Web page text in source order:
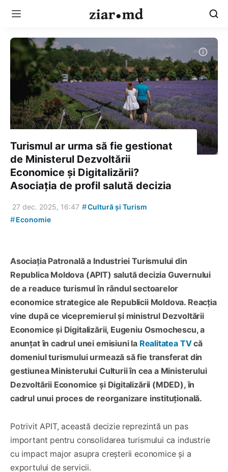
Turismul ar urma să fie gestionat
de Ministerul Dezvoltării
Economice și Digitalizării?
Asociația de profil salută decizia
27 dec. 2025, 16:47 #Cultură și Turism
#Economie
Asociația Patronală a Industriei Turismului din
Republica Moldova (APIT) salută decizia Guvernului
de a readuce turismul în rândul sectoarelor
economice strategice ale Republicii Moldova. Reacția
vine după ce vicepremierul și ministrul Dezvoltării
Economice și Digitalizării, Eugeniu Osmochescu, a
anunțat în cadrul unei emisiuni la Realitatea TVcă
domeniul turismului urmează să fie transferat din
gestiunea Ministerului Culturii în cea a Ministerului
Dezvoltării Economice și Digitalizării (MDED), în
cadrul unui proces de reorganizare instituțională.
Potrivit APIT, această decizie reprezintă un pas
important pentru consolidarea turismului ca industrie
cu impact major asupra creșterii economice și a
exportului de servicii.